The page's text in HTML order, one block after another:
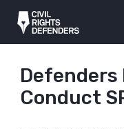
Defenders
Conduct